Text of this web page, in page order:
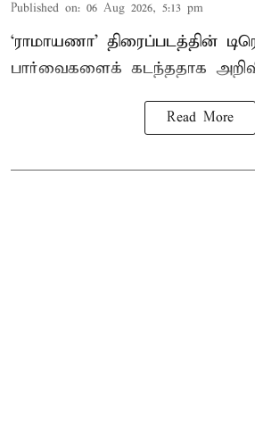
Published on: 06 Aug 2026, 5:13 pm
‘ராமாயணா’ திரைப்படத்தின்
பார்வைகளைக் கடந்ததாக
Read More